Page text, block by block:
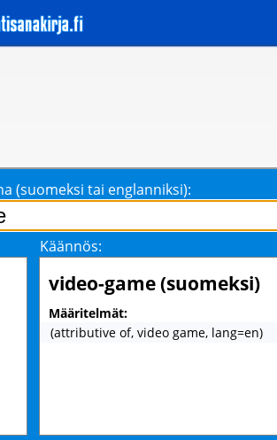
(suomeksi tai englanniksi):
Käännös:
video-game (suomeksi)
Määritelmät:
(attributive of, video game, lang=en)